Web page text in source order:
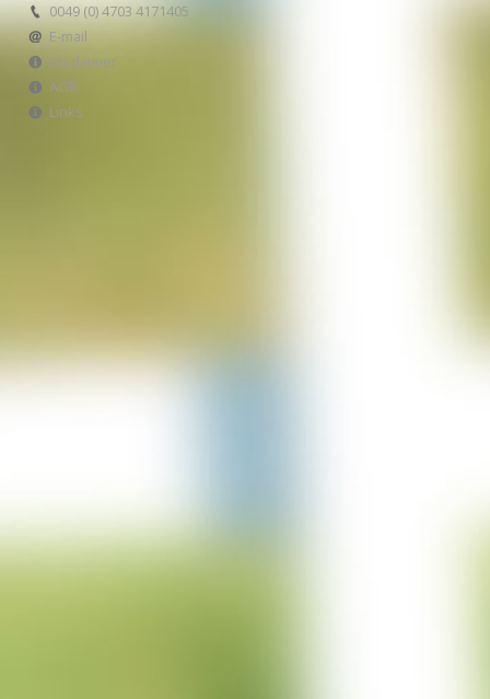
Projekt Korea
29-06-2023
Projekt Italien
Projekt Perl Borg
Projekt Merzkirchen
05-03-2023
0049 (0) 4703 4171405
E-mail
Disclaimer
AGB
Links